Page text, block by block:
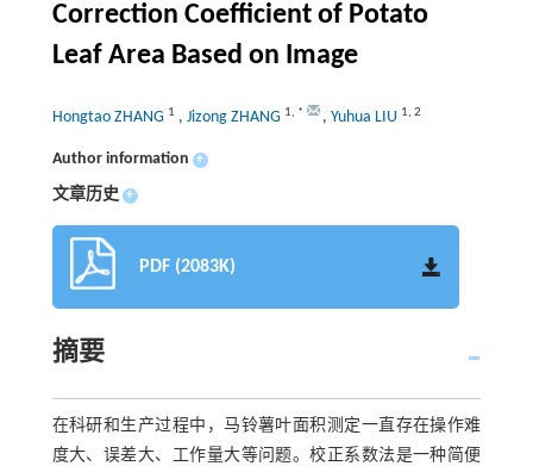
Correction Coefficient of Potato
Leaf Area Based on Image
Hongtao ZHANG 1 , Jizong ZHANG 1, * , Yuhua LIU 1, 2
Author information +
文章历史 +
PDF (2083K)
摘要
在科研和生产过程中，马铃薯叶面积测定一直存在操作难
度大、误差大、工作量大等问题。校正系数法是一种简便